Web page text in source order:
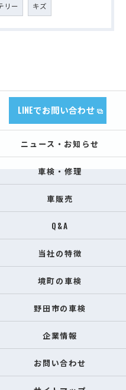
リー キズ
LINEでお問い合わせ
ニュース・お知らせ
車検・修理
車販売
Q&A
当社の特徴
境町の車検
野田市の車検
企業情報
お問い合わせ